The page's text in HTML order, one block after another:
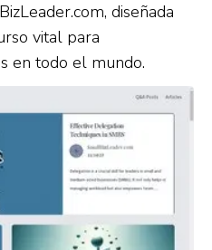
diseñada
vital para
en todo el mundo.